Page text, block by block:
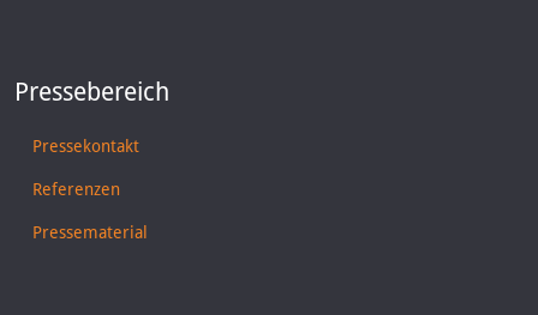
Pressebereich
Pressekontakt
Referenzen
Pressematerial